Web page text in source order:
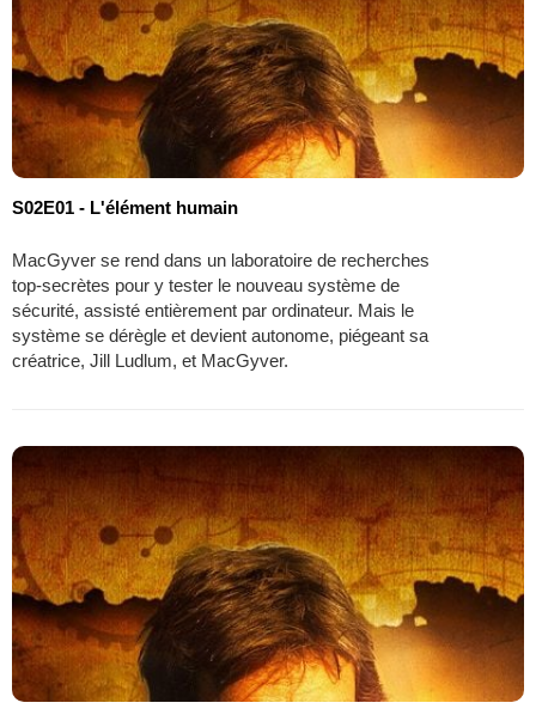
S02E01 - L'élément humain
MacGyver se rend dans un laboratoire de recherches
top-secrètes pour y tester le nouveau système de
sécurité, assisté entièrement par ordinateur. Mais le
système se dérègle et devient autonome, piégeant sa
créatrice, Jill Ludlum, et MacGyver.